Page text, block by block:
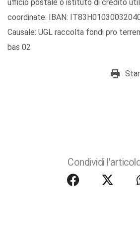
ufficio postale o istituto di credito
coordinate: IBAN:
Causale: UGL raccolta fondi pro
bas 02
Condividi